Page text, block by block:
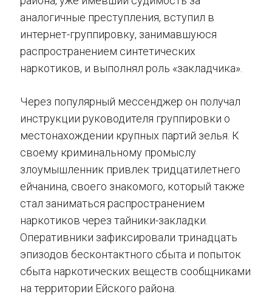
аналогичные преступления, вступил в
интернет-группировку, занимавшуюся
распространением синтетических
наркотиков, и выполнял роль «закладчика».
Через популярный мессенджер он получал
инструкции руководителя группировки о
местонахождении крупных партий зелья. К
своему криминальному промыслу
злоумышленник привлек тридцатилетнего
ейчанина, своего знакомого, который также
стал заниматься распространением
наркотиков через тайники-закладки.
Оперативники зафиксировали тринадцать
эпизодов бесконтактного сбыта и попыток
сбыта наркотических веществ сообщниками
на территории Ейского района.